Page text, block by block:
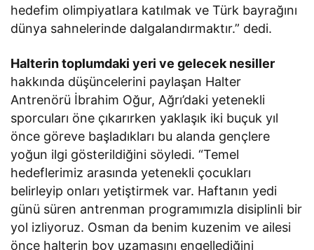
hedefim olimpiyatlara katılmak ve Türk bayrağını
dünya sahnelerinde dalgalandırmaktır.” dedi.
Halterin toplumdaki yeri ve gelecek nesiller
hakkında düşüncelerini paylaşan Halter
Antrenörü İbrahim Oğur, Ağrı’daki yetenekli
sporcuları öne çıkarırken yaklaşık iki buçuk yıl
önce göreve başladıkları bu alanda gençlere
yoğun ilgi gösterildiğini söyledi. “Temel
hedeflerimiz arasında yetenekli çocukları
belirleyip onları yetiştirmek var. Haftanın yedi
günü süren antrenman programımızla disiplinli bir
yol izliyoruz. Osman da benim kuzenim ve ailesi
önce halterin boy uzamasını engellediğini